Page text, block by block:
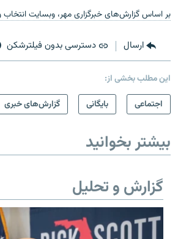
بر اساس گزارش‌های خبرگزاری مهر، وبسایت
ارسال دسترسی بدون فیلترشکن
این مطلب بخشی از:
اجتماعی
بایگانی گزارش‌های خبری
بیشتر بخوانید
گزارش و تحلیل